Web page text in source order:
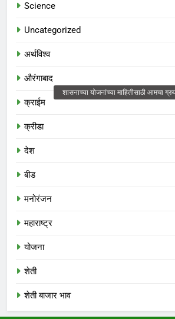
Science
Uncategorized
अर्थविश्व
औरंगाबाद
क्राईम
क्रीडा
देश
बीड
मनोरंजन
महाराष्ट्र
योजना
शेती
शेती बाजार भाव